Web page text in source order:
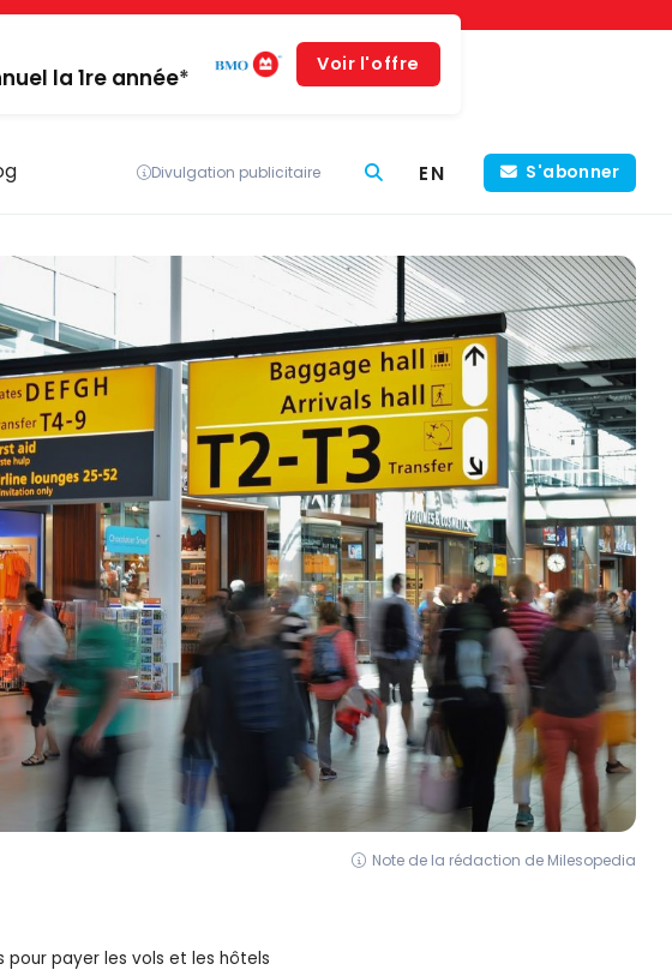
la 1re année*
Voir l'offre
Divulgation publicitaire EN S'abonner
Note de la rédaction de Milesopedia
pour payer les vols et les hôtels